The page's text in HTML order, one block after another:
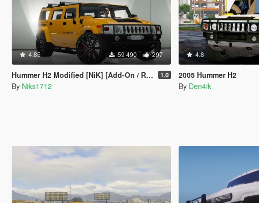
4.85 59 490 297
Hummer H2 Modified [NiK] [Add-On / Replace] 1.0
By Niks1712
4.8
2005 Hummer H2
By Den4ik